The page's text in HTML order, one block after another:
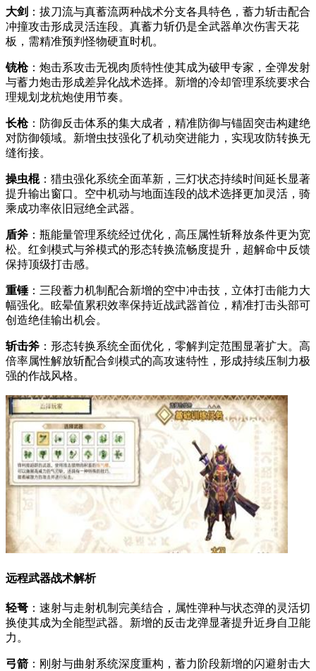
大剑 ：拔刀流与真蓄流两种战术分支各具特色，蓄力斩击配合
冲撞攻击形成灵活连段。真蓄力斩仍是全武器单次伤害天花
板，需精准预判怪物硬直时机。
铳枪：炮击系攻击无视肉质特性使其成为破甲专家，全弹发射
与蓄力炮击形成差异化战术选择。新增的冷却管理系统要求合
理规划龙杭炮使用节奏。
长枪：防御反击体系的集大成者，精准防御与锚固突击构建绝
对防御领域。新增虫技强化了机动突进能力，实现攻防转换无
缝衔接。
操虫棍：猎虫强化系统全面革新，三灯状态持续时间延长显著
提升输出窗口。空中机动与地面连段的战术选择更加灵活，骑
乘成功率依旧冠绝全武器。
盾斧 ：瓶能量管理系统经过优化，高压属性斩释放条件更为宽
松。红剑模式与斧模式的形态转换流畅度提升，超解命中反馈
保持顶级打击感。
重锤：三段蓄力机制配合新增的空中冲击技，立体打击能力大
幅强化。眩晕值累积效率保持近战武器首位，精准打击头部可
创造绝佳输出机会。
斩击斧 ：形态转换系统全面优化，零解判定范围显著扩大。高
倍率属性解放斩配合剑模式的高攻速特性，形成持续压制力极
强的作战风格。
远程武器战术解析
轻弩 ：速射与走射机制完美结合，属性弹种与状态弹的灵活切
换使其成为全能型武器。新增的反击龙弹显著提升近身自卫能
力。
弓箭 ：刚射与曲射系统深度重构，蓄力阶段新增的闪避射击大